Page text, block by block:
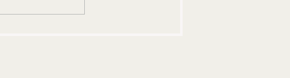
neofreudiana está com